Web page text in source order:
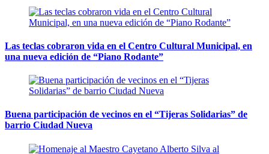
Las teclas cobraron vida en el Centro Cultural Municipal, en
una nueva edición de “Piano Rodante”
Buena participación de vecinos en el “Tijeras Solidarias” de
barrio Ciudad Nueva